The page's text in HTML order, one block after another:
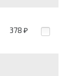
378 ₽